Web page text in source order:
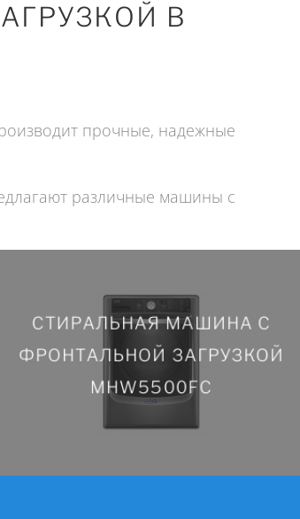
В
прочные, надежные
различные машины с
СТИРАЛЬНАЯ МАШИНА С
ФРОНТАЛЬНОЙ ЗАГРУЗКОЙ
MHW5500FC
СТИРАЛЬНАЯ МАШИНА С
MHW5500FC